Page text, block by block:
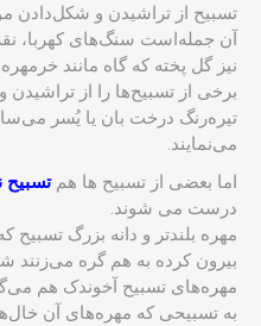
تسبیح از تراشیدن و شکل‌دادن
آن جمله‌است سنگ‌های کهربا،
نیز گل پخته که گاه مانند
برخی از تسبیح‌ها را از
تیره‌رنگ درخت بان یا یُسر
می‌نمایند.
اما بعضی از تسبیح ها هم تسبیح
درست می شوند.
مهره بلندتر و دانه‌ بزرگ تسبیح
بیرون کرده به هم گره می‌زنند
مهره‌های تسبیح آخوندک هم
به تسبیحی که مهره‌های آن